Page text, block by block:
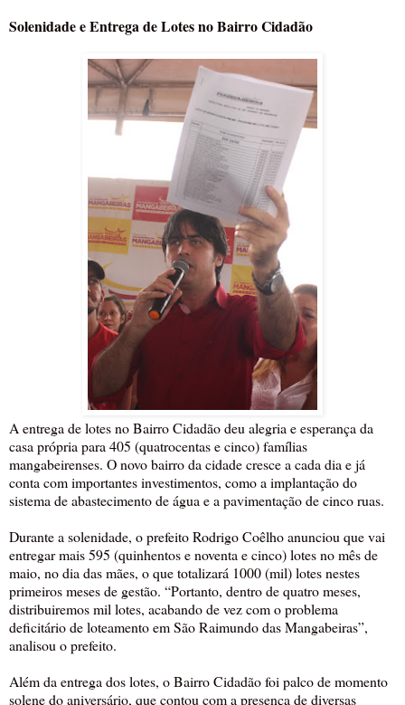
Solenidade e Entrega de Lotes no Bairro Cidadão
A entrega de lotes no Bairro Cidadão deu alegria e esperança da
casa própria para 405 (quatrocentas e cinco) famílias
mangabeirenses. O novo bairro da cidade cresce a cada dia e já
conta com importantes investimentos, como a implantação do
sistema de abastecimento de água e a pavimentação de cinco ruas.
Durante a solenidade, o prefeito Rodrigo Coêlho anunciou que vai
entregar mais 595 (quinhentos e noventa e cinco) lotes no mês de
maio, no dia das mães, o que totalizará 1000 (mil) lotes nestes
primeiros meses de gestão. “Portanto, dentro de quatro meses,
distribuiremos mil lotes, acabando de vez com o problema
deficitário de loteamento em São Raimundo das Mangabeiras”,
analisou o prefeito.
Além da entrega dos lotes, o Bairro Cidadão foi palco de momento
solene do aniversário, que contou com a presença de diversas